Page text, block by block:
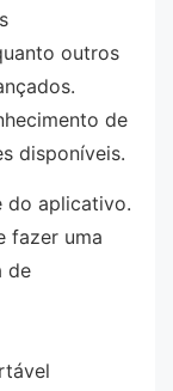
outros
de
disponíveis.
do aplicativo.
fazer uma
de